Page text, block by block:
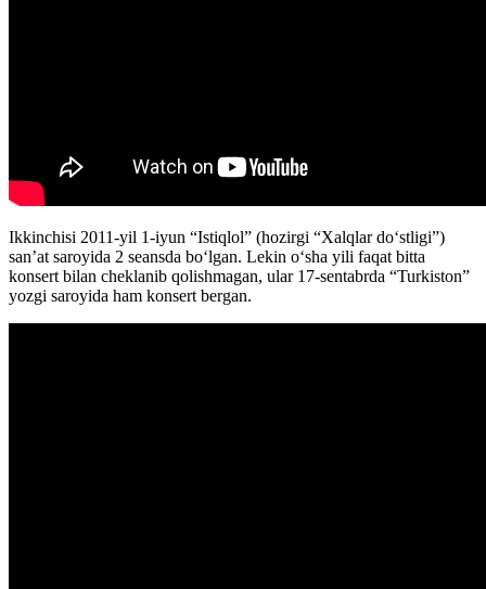
Ikkinchisi 2011-yil 1-iyun “Istiqlol” (hozirgi “Xalqlar doʻstligi”)
sanʼat saroyida 2 seansda boʻlgan. Lekin oʻsha yili faqat bitta
konsert bilan cheklanib qolishmagan, ular 17-sentabrda “Turkiston”
yozgi saroyida ham konsert bergan.